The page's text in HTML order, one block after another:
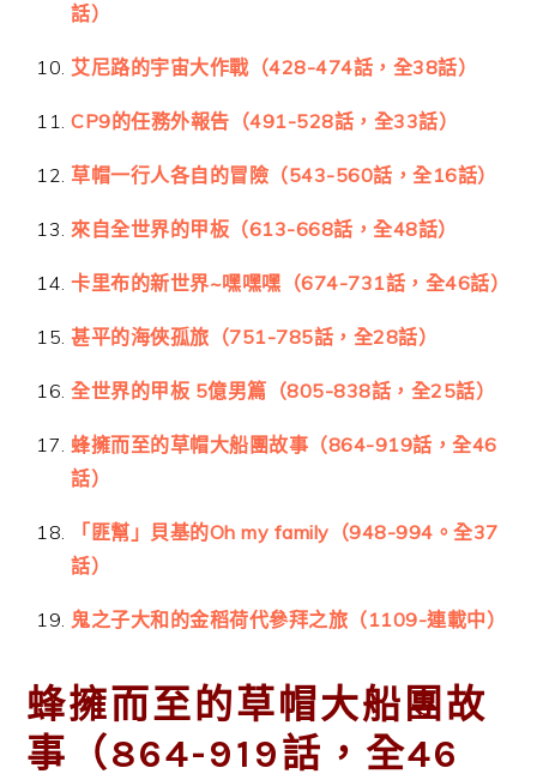
話）
艾尼路的宇宙大作戰（428-474話，全38話）
CP9的任務外報告（491-528話，全33話）
草帽一行人各自的冒險（543-560話，全16話）
來自全世界的甲板（613-668話，全48話）
卡里布的新世界~嘿嘿嘿（674-731話，全46話）
甚平的海俠孤旅（751-785話，全28話）
全世界的甲板 5億男篇（805-838話，全25話）
蜂擁而至的草帽大船團故事（864-919話，全46
話）
「匪幫」貝基的Oh my family（948-994。全37
話）
鬼之子大和的金稻荷代參拜之旅（1109-連載中）
蜂擁而至的草帽大船團故
事（864-919話，全46